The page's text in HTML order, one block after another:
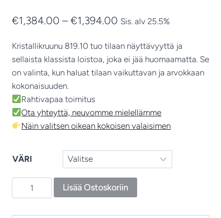
€1,384.00 – €1,394.00 Hintaluokka:
-
€1,394.00
Sis. alv 25.5%
Kristallikruunu 819.10 tuo tilaan näyttävyyttä ja
sellaista klassista loistoa, joka ei jää huomaamatta. Se
on valinta, kun haluat tilaan vaikuttavan ja arvokkaan
kokonaisuuden.
Rahtivapaa toimitus
Ota yhteyttä, neuvomme mielellämme
Näin valitsen oikean kokoisen valaisimen
VÄRI
Kristallikruunu
819.10
Lisää Ostoskoriin